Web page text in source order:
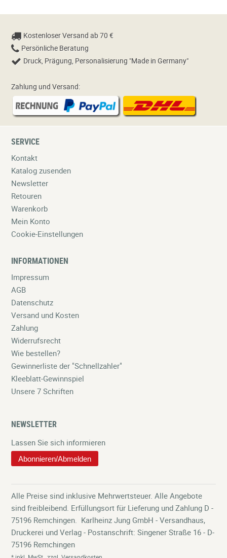
Kostenloser Versand ab 70 €
Persönliche Beratung
Druck, Prägung, Personalisierung "Made in Germany"
Zahlung und Versand:
SERVICE
Kontakt
Katalog zusenden
Newsletter
Retouren
Warenkorb
Mein Konto
Cookie-Einstellungen
INFORMATIONEN
Impressum
AGB
Datenschutz
Versand und Kosten
Zahlung
Widerrufsrecht
Wie bestellen?
Gewinnerliste der "Schnellzahler"
Kleeblatt-Gewinnspiel
Unsere 7 Schriften
NEWSLETTER
Lassen Sie sich informieren
Abonnieren/Abmelden
Alle Preise sind inklusive Mehrwertsteuer. Alle Angebote
sind freibleibend. Erfüllungsort für Lieferung und Zahlung D -
75196 Remchingen. Karlheinz Jung GmbH - Versandhaus,
Druckerei und Verlag - Postanschrift: Singener Straße 16 - D-
75196 Remchingen